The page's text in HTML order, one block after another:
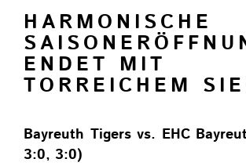
HARMONISCHE
ENDET MIT
TORREICHEM
Bayreuth Tigers vs. EHC
3:0, 3:0)